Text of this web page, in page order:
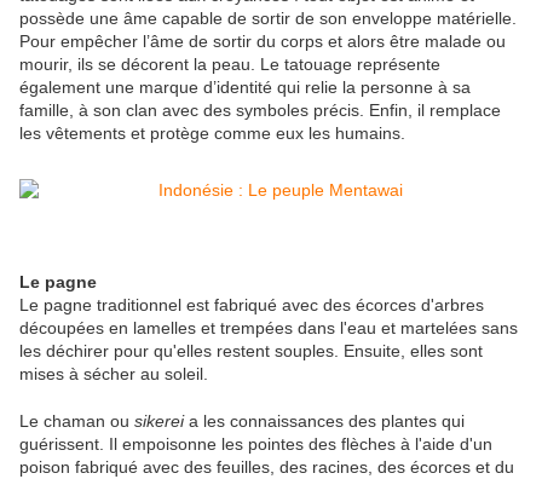
possède une âme capable de sortir de son enveloppe matérielle.
Pour empêcher l’âme de sortir du corps et alors être malade ou
mourir, ils se décorent la peau. Le tatouage représente
également une marque d’identité qui relie la personne à sa
famille, à son clan avec des symboles précis. Enfin, il remplace
les vêtements et protège comme eux les humains.
Le pagne
Le pagne traditionnel est fabriqué avec des écorces d'arbres
découpées en lamelles et trempées dans l'eau et martelées sans
les déchirer pour qu'elles restent souples. Ensuite, elles sont
mises à sécher au soleil.
Le chaman ou sikereia les connaissances des plantes qui
guérissent. Il empoisonne les pointes des flèches à l'aide d'un
poison fabriqué avec des feuilles, des racines, des écorces et du